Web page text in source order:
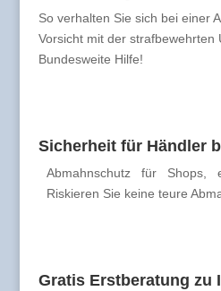
So verhalten Sie sich bei einer
Vorsicht mit der strafbewehrten
Bundesweite Hilfe!
Sicherheit für Händler
Abmahnschutz für Shops,
Riskieren Sie keine teure
Gratis Erstberatung zu